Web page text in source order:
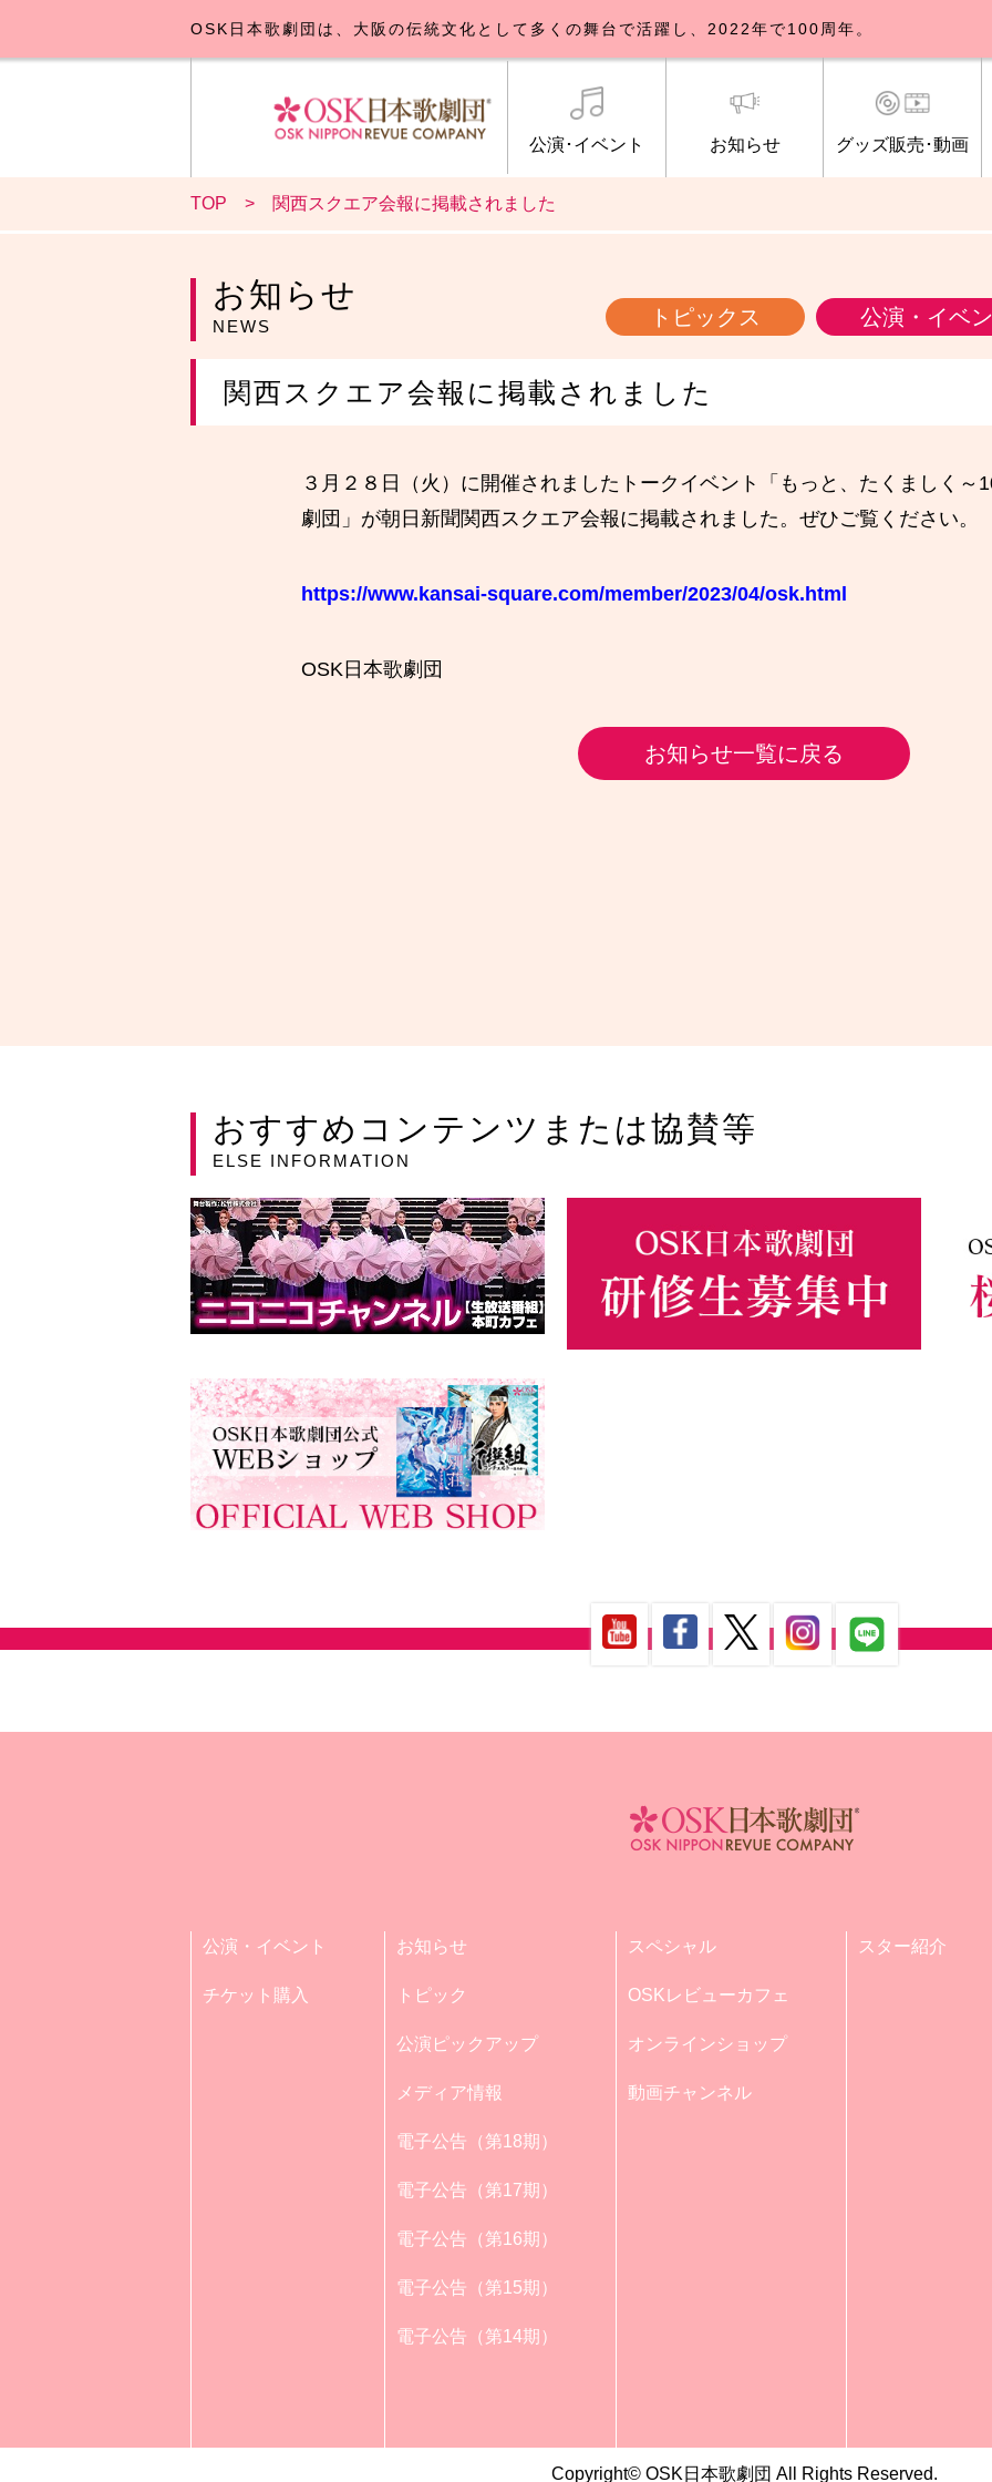
OSK日本歌劇団は、大阪の伝統文化として多くの舞台で活躍し、2022年で100周年。
公演･イベント
公演･イベント
お知らせ
お知らせ一覧
グッズ販売･動画
OSK日本歌劇団について
TOP 関西スクエア会報に掲載されました
お知らせ
NEWS トピックス 公演・イベ
関西スクエア会報に掲載されました
３月２８日（火）に開催されましたトークイベント「もっと、たくましく～
劇団」が朝日新聞関西スクエア会報に掲載されました。ぜひご覧ください。
https://www.kansai-square.com/member/2023/04/osk.html
OSK日本歌劇団
お知らせ一覧に戻る
おすすめコンテンツまたは協賛等
ELSE INFORMATION
公演・イベント
チケット購入
お知らせ
トピック
公演ピックアップ
メディア情報
電子公告（第18期）
電子公告（第17期）
電子公告（第16期）
電子公告（第15期）
電子公告（第14期）
スペシャル
OSKレビューカフェ
オンラインショップ
動画チャンネル
スター紹介
Copyright© OSK日本歌劇団 All Rights Reserved.